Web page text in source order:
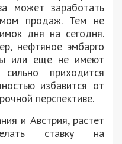
может заработать
продаж. Тем не
дня на сегодня.
нефтяное эмбарго
или еще не имеют
приходится
избавится от
перспективе.
и Австрия, растет
ставку на